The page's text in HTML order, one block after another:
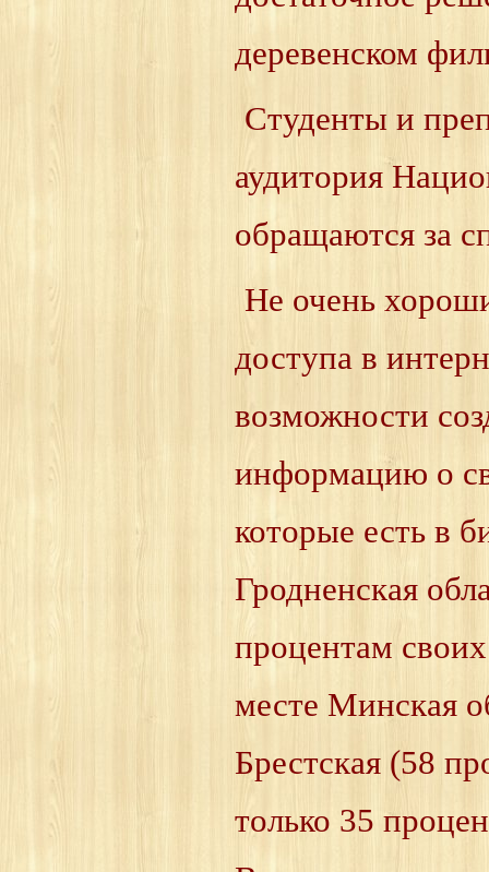
деревенском
Студенты и
аудитория
обращаются за
Не очень
доступа в
возможности
информацию о
которые есть в
Гродненская
процентам
месте Минская
Брестская (58
только 35